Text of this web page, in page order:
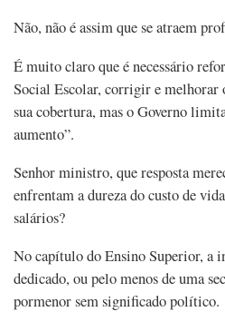
Não, não é assim que se atraem
É muito claro que é necessário
Social Escolar, corrigir e melhorar
sua cobertura, mas o Governo
aumento”.
Senhor ministro, que resposta
enfrentam a dureza do custo de
salários?
No capítulo do Ensino Superior, a
dedicado, ou pelo menos de uma
pormenor sem significado político.